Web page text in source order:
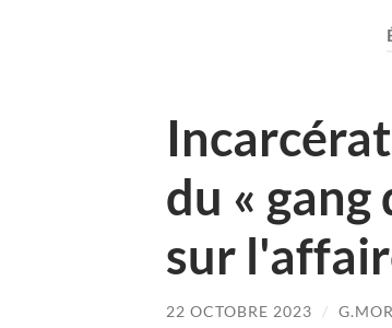
du «
sur
22 OCTOBRE 2023 /